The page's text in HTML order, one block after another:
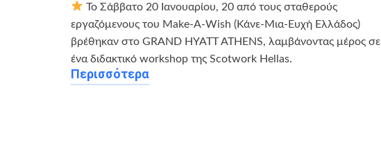
Το Σάββατο 20 Ιανουαρίου, 20 από τους σταθερούς
εργαζόμενους του Make-A-Wish (Κάνε-Μια-Ευχή Ελλάδος)
βρέθηκαν στο GRAND HYATT ATHENS, λαμβάνοντας μέρος σε
ένα διδακτικό workshop της Scotwork Hellas.
Περισσότερα